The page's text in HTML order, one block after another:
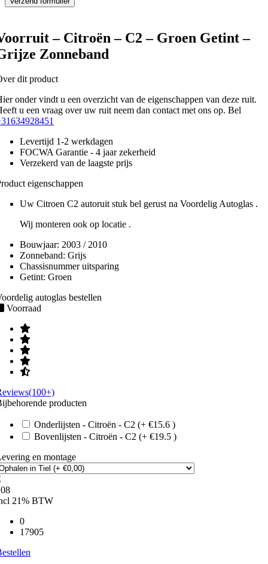
– Citroën – C2 – Groen Getint –
Zonneband
dit product
onder vindt u een overzicht van de eigenschappen van deze ruit.
u een vraag over uw ruit neem dan contact met ons op. Bel
Levertijd 1-2 werkdagen
FOCWA Garantie - 4 jaar zekerheid
Verzekerd van de laagste prijs
eigenschappen
Uw Citroen C2 autoruit stuk bel gerust na Voordelig Autoglas .
Wij monteren ook op locatie .
Bouwjaar: 2003 / 2010
Zonneband: Grijs
Chassisnummer uitsparing
Getint: Groen
autoglas bestellen
Voorraad
producten
Onderlijsten - Citroën - C2 (+ €15.6 )
Bovenlijsten - Citroën - C2 (+ €19.5 )
en montage
21% BTW
0
17905